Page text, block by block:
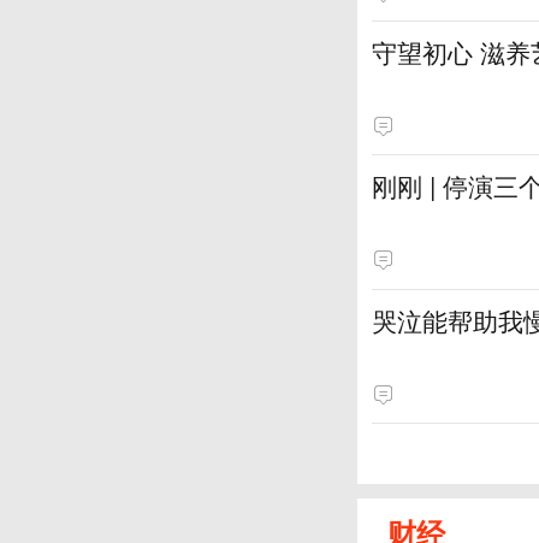
守望初心 滋
刚刚 | 停演三
哭泣能帮助我
财经